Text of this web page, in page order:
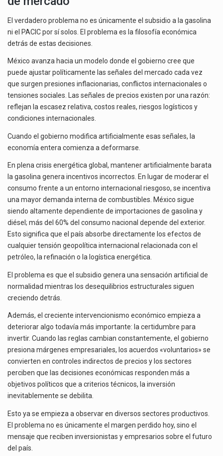
El verdadero problema no es únicamente el subsidio a la gasolina
ni el PACIC por sí solos. El problema es la filosofía económica
detrás de estas decisiones.
México avanza hacia un modelo donde el gobierno cree que
puede ajustar políticamente las señales del mercado cada vez
que surgen presiones inflacionarias, conflictos internacionales o
tensiones sociales. Las señales de precios existen por una razón:
reflejan la escasez relativa, costos reales, riesgos logísticos y
condiciones internacionales.
Cuando el gobierno modifica artificialmente esas señales, la
economía entera comienza a deformarse.
En plena crisis energética global, mantener artificialmente barata
la gasolina genera incentivos incorrectos. En lugar de moderar el
consumo frente a un entorno internacional riesgoso, se incentiva
una mayor demanda interna de combustibles. México sigue
siendo altamente dependiente de importaciones de gasolina y
diésel; más del 60% del consumo nacional depende del exterior.
Esto significa que el país absorbe directamente los efectos de
cualquier tensión geopolítica internacional relacionada con el
petróleo, la refinación o la logística energética.
El problema es que el subsidio genera una sensación artificial de
normalidad mientras los desequilibrios estructurales siguen
creciendo detrás.
Además, el creciente intervencionismo económico empieza a
deteriorar algo todavía más importante: la certidumbre para
invertir. Cuando las reglas cambian constantemente, el gobierno
presiona márgenes empresariales, los acuerdos «voluntarios» se
convierten en controles indirectos de precios y los sectores
perciben que las decisiones económicas responden más a
objetivos políticos que a criterios técnicos, la inversión
inevitablemente se debilita.
Esto ya se empieza a observar en diversos sectores productivos.
El problema no es únicamente el margen perdido hoy, sino el
mensaje que reciben inversionistas y empresarios sobre el futuro
del país.